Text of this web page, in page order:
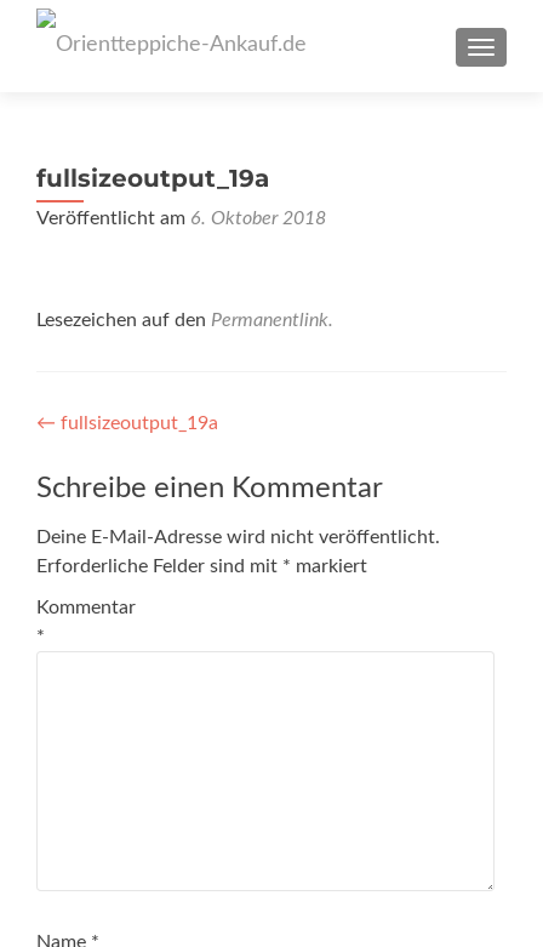
fullsizeoutput_19a
Veröffentlicht am 6. Oktober 2018
Lesezeichen auf den Permanentlink.
Artikel-
Navigation
← fullsizeoutput_19a
Schreibe einen Kommentar
Deine E-Mail-Adresse wird nicht veröffentlicht.
Erforderliche Felder sind mit * markiert
Kommentar
*
Name *